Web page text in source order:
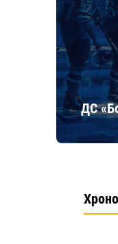
ДС